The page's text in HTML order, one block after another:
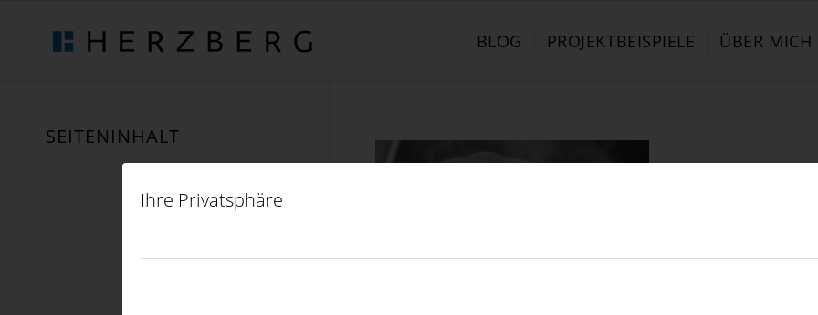
Ihre Privatsphäre
BLOG PROJEKTBEISPIELE ÜBER MICH
SEITENINHALT